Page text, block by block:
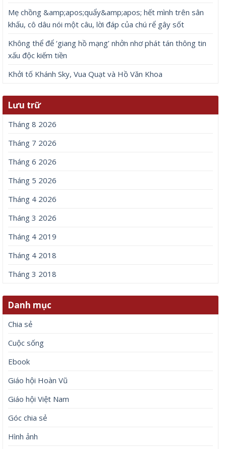
Mẹ chồng &amp;apos;quẩy&amp;apos; hết mình trên sân
khấu, cô dâu nói một câu, lời đáp của chú rể gây sốt
Không thể để ‘giang hồ mạng’ nhởn nhơ phát tán thông tin
xấu độc kiếm tiền
Khởi tố Khánh Sky, Vua Quạt và Hồ Văn Khoa
Lưu trữ
Tháng 8 2026
Tháng 7 2026
Tháng 6 2026
Tháng 5 2026
Tháng 4 2026
Tháng 3 2026
Tháng 4 2019
Tháng 4 2018
Tháng 3 2018
Danh mục
Chia sẻ
Cuộc sống
Ebook
Giáo hội Hoàn Vũ
Giáo hội Việt Nam
Góc chia sẻ
Hình ảnh